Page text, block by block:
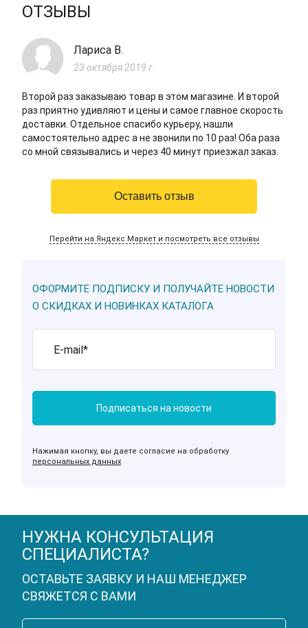
ОТЗЫВЫ
Лариса В.
23 октября 2019 г.
Второй раз заказываю товар в этом магазине. И второй
раз приятно удивляют и цены и самое главное скорость
доставки. Отдельное спасибо курьеру, нашли
самостоятельно адрес а не звонили по 10 раз! Оба раза
со мной связывались и через 40 минут приезжал заказ.
Оставить отзыв
Перейти на Яндекс.Маркет и посмотреть все отзывы
ОФОРМИТЕ ПОДПИСКУ И ПОЛУЧАЙТЕ НОВОСТИ
О СКИДКАХ И НОВИНКАХ КАТАЛОГА
Нажимая кнопку, вы даете согласие на обработку
персональных данных
НУЖНА КОНСУЛЬТАЦИЯ
СПЕЦИАЛИСТА?
ОСТАВЬТЕ ЗАЯВКУ И НАШ МЕНЕДЖЕР
СВЯЖЕТСЯ С ВАМИ